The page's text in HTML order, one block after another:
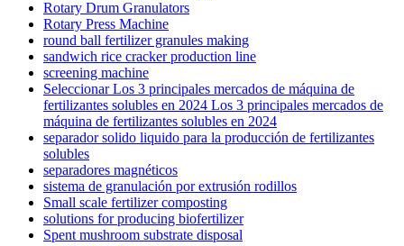
Rotary Drum Granulators
Rotary Press Machine
round ball fertilizer granules making
sandwich rice cracker production line
screening machine
Seleccionar Los 3 principales mercados de máquina de
fertilizantes solubles en 2024 Los 3 principales mercados de
máquina de fertilizantes solubles en 2024
separador solido liquido para la producción de fertilizantes
solubles
separadores magnéticos
sistema de granulación por extrusión rodillos
Small scale fertilizer composting
solutions for producing biofertilizer
Spent mushroom substrate disposal